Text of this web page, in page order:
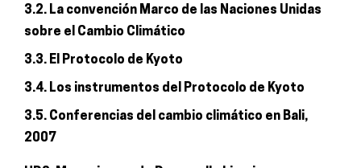
3.2. La convención Marco de las Naciones Unidas
sobre el Cambio Climático
3.3. El Protocolo de Kyoto
3.4. Los instrumentos del Protocolo de Kyoto
3.5. Conferencias del cambio climático en Bali,
2007